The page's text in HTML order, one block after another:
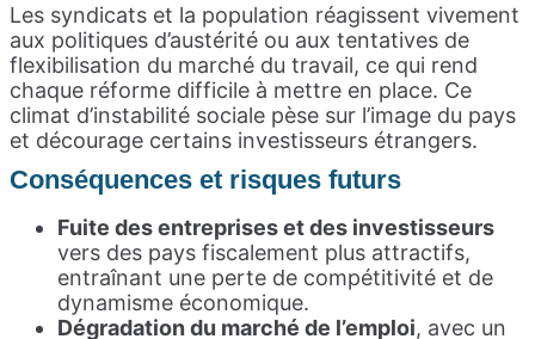
Les syndicats et la population réagissent vivement
aux politiques d’austérité ou aux tentatives de
flexibilisation du marché du travail, ce qui rend
chaque réforme difficile à mettre en place. Ce
climat d’instabilité sociale pèse sur l’image du pays
et décourage certains investisseurs étrangers.
Conséquences et risques futurs
Fuite des entreprises et des investisseurs
vers des pays fiscalement plus attractifs,
entraînant une perte de compétitivité et de
dynamisme économique.
Dégradation du marché de l’emploi, avec un